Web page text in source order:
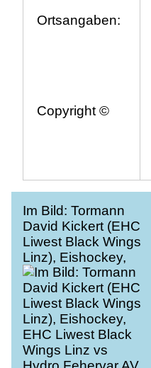
Ortsangaben:
Copyright ©
Im Bild: Tormann
David Kickert (EHC
Liwest Black Wings
Linz), Eishockey,
EHC Liwest Black
Wings Linz vs
Hydro Fehervar AV
19